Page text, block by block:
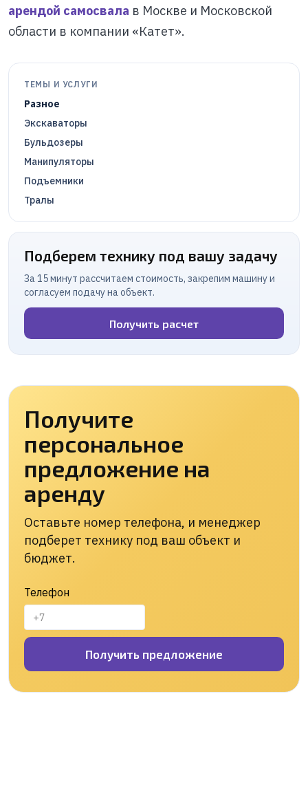
арендой самосвала в Москве и Московской
области в компании «Катет».
ТЕМЫ И УСЛУГИ
Разное
Экскаваторы
Бульдозеры
Манипуляторы
Подъемники
Тралы
Подберем технику под вашу задачу
За 15 минут рассчитаем стоимость, закрепим машину и
согласуем подачу на объект.
Получить расчет
Получите
персональное
предложение на
аренду
Оставьте номер телефона, и менеджер
подберет технику под ваш объект и
бюджет.
Телефон
Получить предложение